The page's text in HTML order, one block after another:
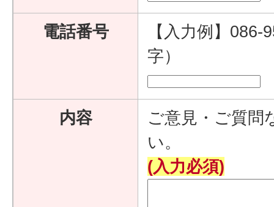
電話番号
【入力例】
字）
内容
ご意見・ご質問
い。
(入力必須)